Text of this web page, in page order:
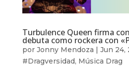
Turbulence Queen firma
debuta como rockera con
por Jonny Mendoza | Jun 24,
#Dragversidad, Música Drag